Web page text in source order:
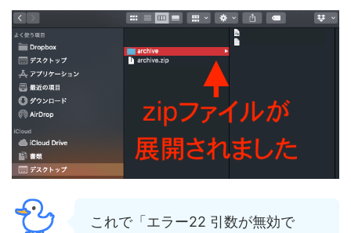
これで「エラー22 引数が無効で